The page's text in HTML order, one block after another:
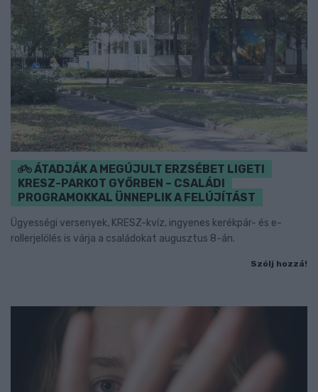
ÁTADJÁK A MEGÚJULT ERZSÉBET LIGETI
KRESZ-PARKOT GYŐRBEN – CSALÁDI
PROGRAMOKKAL ÜNNEPLIK A FELÚJÍTÁST
Ügyességi versenyek, KRESZ-kvíz, ingyenes kerékpár- és e-
rollerjelölés is várja a családokat augusztus 8-án.
Szólj hozzá!